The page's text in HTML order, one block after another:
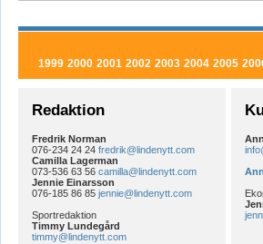
1999 2000 2001 2002 2003 2004 2005
Redaktion
Fredrik Norman
076-234 24 24 fredrik@lindenytt.com
Camilla Lagerman
073-536 63 56 camilla@lindenytt.com
Jennie Einarsson
076-185 86 85 jennie@lindenytt.com
Sportredaktion
Timmy Lundegård
timmy@lindenytt.com